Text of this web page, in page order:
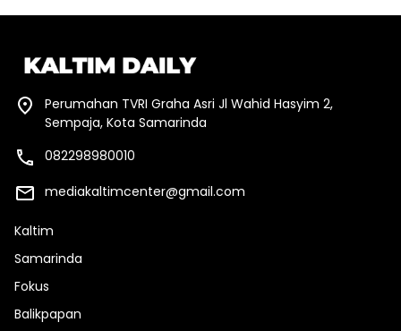
Perumahan TVRI Graha Asri Jl Wahid Hasyim 2,
Sempaja, Kota Samarinda
082298980010
mediakaltimcenter@gmail.com
Kaltim
Samarinda
Fokus
Balikpapan